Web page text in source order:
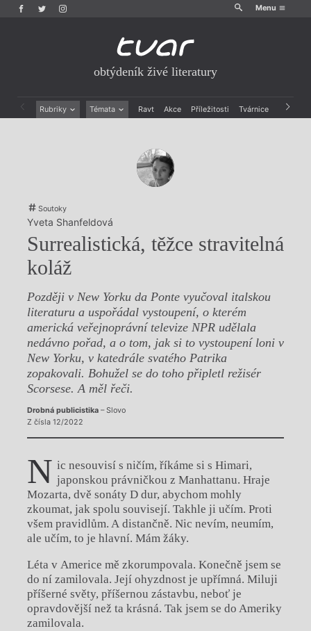
Menu
obtýdeník živé literatury
Rubriky Témata Ravt Akce Příležitosti Tvárnice Archiv
Výroční ceny
Soutoky
Yveta Shanfeldová
Surrealistická, těžce stravitelná
koláž
Později v New Yorku da Ponte vyučoval italskou
literaturu a uspořádal vystoupení, o kterém
americká veřejnoprávní televize NPR udělala
nedávno pořad, a o tom, jak si to vystoupení loni v
New Yorku, v katedrále svatého Patrika
zopakovali. Bohužel se do toho připletl režisér
Scorsese. A měl řeči.
Drobná publicistika– Slovo
Z čísla 12/2022
N ic nesouvisí s ničím, říkáme si s Himari,
japonskou právničkou z Manhattanu. Hraje
Mozarta, dvě sonáty D dur, abychom mohly
zkoumat, jak spolu souvisejí. Takhle ji učím. Proti
všem pravidlům. A distančně. Nic nevím, neumím,
ale učím, to je hlavní. Mám žáky.
Léta v Americe mě zkorumpovala. Konečně jsem se
do ní zamilovala. Její ohyzdnost je upřímná. Miluji
příšerné světy, příšernou zástavbu, neboť je
opravdovější než ta krásná. Tak jsem se do Ameriky
zamilovala.